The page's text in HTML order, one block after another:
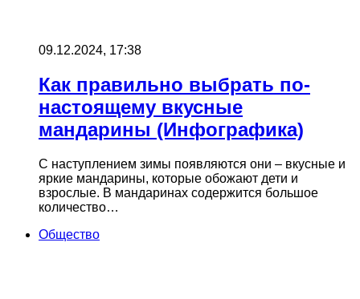
09.12.2024, 17:38
Как правильно выбрать по-
настоящему вкусные
мандарины (Инфографика)
С наступлением зимы появляются они – вкусные и
яркие мандарины, которые обожают дети и
взрослые. В мандаринах содержится большое
количество…
Общество